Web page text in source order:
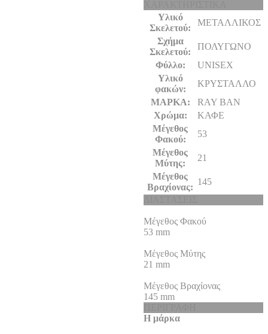
Υλικό
Σκελετού:
ΜΕΤΑΛΛΙΚΟΣ
Σχήμα
Σκελετού:
ΠΟΛΥΓΩΝΟ
Φύλλο:
UNISEX
Υλικό
φακών:
ΚΡΥΣΤΑΛΛΟ
ΜΑΡΚΑ:
RAY BAN
Χρώμα:
ΚΑΦΕ
Μέγεθος
Φακού:
53
Μέγεθος
Μύτης:
21
Μέγεθος
Βραχίονας:
145
Μέγεθος Φακού
53 mm
Μέγεθος Μύτης
21 mm
Μέγεθος Βραχίονας
145 mm
Η μάρκα